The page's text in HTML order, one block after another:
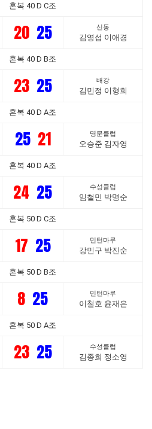
혼복 40 D C조
20 25 신동
김영섭 이애경
혼복 40 D B조
23 25 배강
김민정 이형희
혼복 40 D A조
25 21 명문클럽
오승준 김자영
혼복 40 D A조
24 25 수성클럽
임철민 박명순
혼복 50 D C조
17 25 민턴마루
강민구 박진순
혼복 50 D B조
8 25 민턴마루
이철호 윤재은
혼복 50 D A조
23 25 수성클럽
김종희 정소영